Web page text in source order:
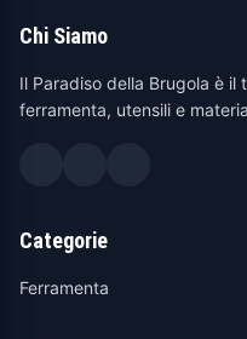
Chi Siamo
Il Paradiso della Brugola è
ferramenta, utensili e
Categorie
Ferramenta